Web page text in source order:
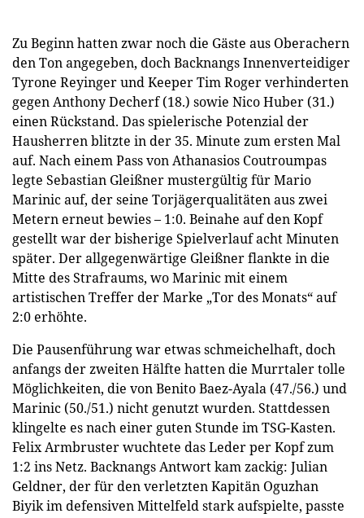
Zu Beginn hatten zwar noch die Gäste aus Oberachern
den Ton angegeben, doch Backnangs Innenverteidiger
Tyrone Reyinger und Keeper Tim Roger verhinderten
gegen Anthony Decherf (18.) sowie Nico Huber (31.)
einen Rückstand. Das spielerische Potenzial der
Hausherren blitzte in der 35. Minute zum ersten Mal
auf. Nach einem Pass von Athanasios Coutroumpas
legte Sebastian Gleißner mustergültig für Mario
Marinic auf, der seine Torjägerqualitäten aus zwei
Metern erneut bewies – 1:0. Beinahe auf den Kopf
gestellt war der bisherige Spielverlauf acht Minuten
später. Der allgegenwärtige Gleißner flankte in die
Mitte des Strafraums, wo Marinic mit einem
artistischen Treffer der Marke „Tor des Monats“ auf
2:0 erhöhte.
Die Pausenführung war etwas schmeichelhaft, doch
anfangs der zweiten Hälfte hatten die Murrtaler tolle
Möglichkeiten, die von Benito Baez-Ayala (47./56.) und
Marinic (50./51.) nicht genutzt wurden. Stattdessen
klingelte es nach einer guten Stunde im TSG-Kasten.
Felix Armbruster wuchtete das Leder per Kopf zum
1:2 ins Netz. Backnangs Antwort kam zackig: Julian
Geldner, der für den verletzten Kapitän Oguzhan
Biyik im defensiven Mittelfeld stark aufspielte, passte